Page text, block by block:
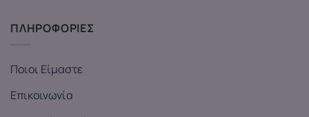
ΠΛΗΡΟΦΟΡΙΕΣ
Ποιοι Είμαστε
Επικοινωνία